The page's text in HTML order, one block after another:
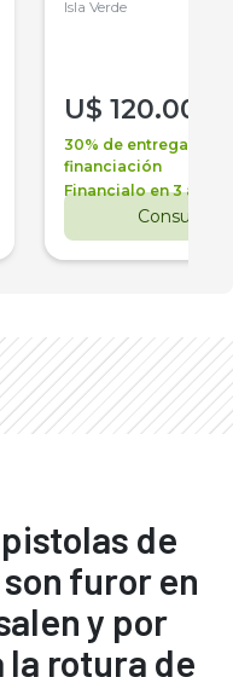
Isla Verde
U$ 120.000
30% de entrega +
financiación
Financialo en 3 años
Consultar
de
furor en
y por
rotura de